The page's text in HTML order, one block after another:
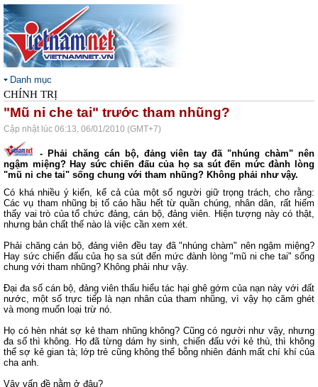
Danh mục
CHÍNH TRỊ
"Mũ ni che tai" trước tham nhũng?
Cập nhật lúc 06:13, 06/01/2010 (GMT+7)
- Phải chăng cán bộ, đảng viên tay đã "nhúng chàm" nên
ngậm miệng? Hay sức chiến đấu của họ sa sút đến mức đành lòng
"mũ ni che tai" sống chung với tham nhũng? Không phải như vậy.
Có khá nhiều ý kiến, kể cả của một số người giữ trọng trách, cho rằng:
Các vụ tham nhũng bị tố cáo hầu hết từ quần chúng, nhân dân, rất hiếm
thấy vai trò của tổ chức đảng, cán bộ, đảng viên. Hiện tượng này có thật,
nhưng bản chất thế nào là việc cần xem xét.
Phải chăng cán bộ, đảng viên đều tay đã "nhúng chàm" nên ngậm miệng?
Hay sức chiến đấu của họ sa sút đến mức đành lòng "mũ ni che tai" sống
chung với tham nhũng? Không phải như vậy.
Đại đa số cán bộ, đảng viên thấu hiểu tác hại ghê gớm của nạn này với đất
nước, một số trực tiếp là nạn nhân của tham nhũng, vì vậy họ căm ghét
và mong muốn loại trừ nó.
Họ có hèn nhát sợ kẻ tham nhũng không? Cũng có người như vậy, nhưng
đa số thì không. Họ đã từng dám hy sinh, chiến đấu với kẻ thù, thì không
thể sợ kẻ gian tà; lớp trẻ cũng không thể bỗng nhiên đánh mất chí khí của
cha anh.
Vậy vấn đề nằm ở đâu?